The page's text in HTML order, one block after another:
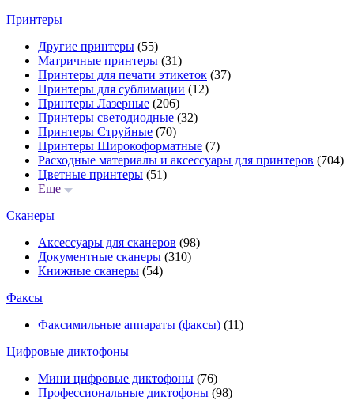
Принтеры
Другие принтеры (55)
Матричные принтеры (31)
Принтеры для печати этикеток (37)
Принтеры для сублимации (12)
Принтеры Лазерные (206)
Принтеры светодиодные (32)
Принтеры Струйные (70)
Принтеры Широкоформатные (7)
Расходные материалы и аксессуары для принтеров (704)
Цветные принтеры (51)
Еще
Сканеры
Аксессуары для сканеров (98)
Документные сканеры (310)
Книжные сканеры (54)
Факсы
Факсимильные аппараты (факсы) (11)
Цифровые диктофоны
Мини цифровые диктофоны (76)
Профессиональные диктофоны (98)